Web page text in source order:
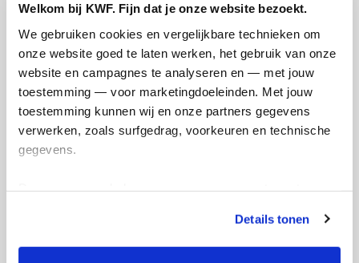
Welkom bij KWF. Fijn dat je onze website bezoekt.
We gebruiken cookies en vergelijkbare technieken om
onze website goed te laten werken, het gebruik van onze
website en campagnes te analyseren en — met jouw
toestemming — voor marketingdoeleinden. Met jouw
toestemming kunnen wij en onze partners gegevens
verwerken, zoals surfgedrag, voorkeuren en technische
gegevens.
tonen. Je kunt je toestemming op elk moment wijzigen of
intrekken via Cookie instellingen onderaan de pagina. De
Details tonen
Vind je het nou leuk om te sponsoren per
dummy? Stuur een van ons een berichtje.
Per persoon zijn maximaal 10 dummy's te
halen, dus je kan een persoon kiezen of
ons allemaal natuurlijk!
Deel op